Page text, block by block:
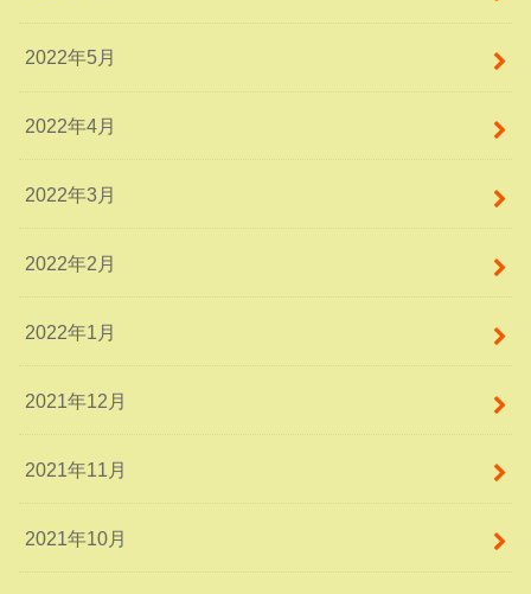
2022年5月
2022年4月
2022年3月
2022年2月
2022年1月
2021年12月
2021年11月
2021年10月